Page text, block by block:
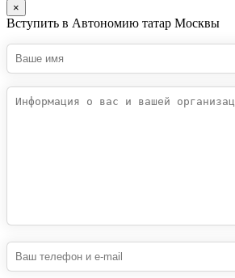
×
Вступить в Автономию татар Москвы